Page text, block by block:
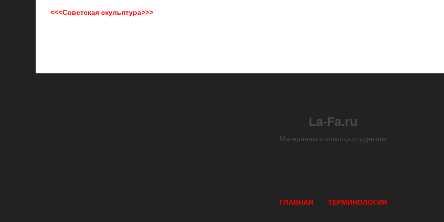
<<<Советская скульптура>>>
La-Fa.ru
Материалы в помощь студентам
ГЛАВНАЯ ТЕРМИНОЛОГИЯ